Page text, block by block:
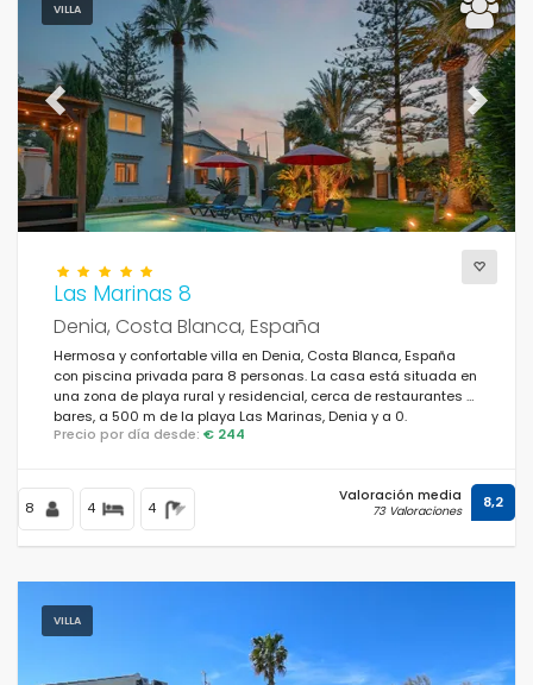
VILLA
Previous Next
Las Marinas 8
Denia, Costa Blanca, España
Hermosa y confortable villa en Denia, Costa Blanca, España
con piscina privada para 8 personas. La casa está situada en
una zona de playa rural y residencial, cerca de restaurantes y
bares, a 500 m de la playa Las Marinas, Denia y a 0.
Precio por día desde: € 244
8 4 4
Valoración media
73 Valoraciones 8,2
VILLA